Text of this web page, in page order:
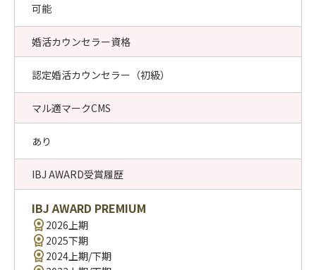
可能
婚活カウンセラー資格
認定婚活カウンセラー（初級）
マル適マークCMS
あり
IBJ AWARD受賞履歴
IBJ AWARD PREMIUM
2026上期
2025下期
2024上期/下期